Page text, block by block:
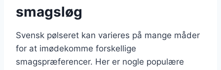
smagsløg
Svensk pølseret kan varieres på mange måder
for at imødekomme forskellige
smagspræferencer. Her er nogle populære